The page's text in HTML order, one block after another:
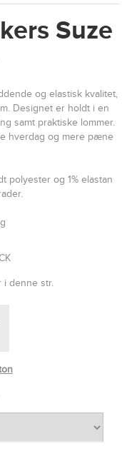
Suze
og elastisk kvalitet,
Designet er holdt i en
samt praktiske lommer.
hverdag og mere pæne
polyester og 1% elastan
i denne str.